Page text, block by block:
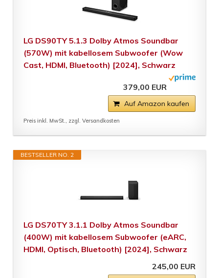
LG DS90TY 5.1.3 Dolby Atmos Soundbar
(570W) mit kabellosem Subwoofer (Wow
Cast, HDMI, Bluetooth) [2024], Schwarz
379,00 EUR
Auf Amazon kaufen
Preis inkl. MwSt., zzgl. Versandkosten
BESTSELLER NO. 2
LG DS70TY 3.1.1 Dolby Atmos Soundbar
(400W) mit kabellosem Subwoofer (eARC,
HDMI, Optisch, Bluetooth) [2024], Schwarz
245,00 EUR